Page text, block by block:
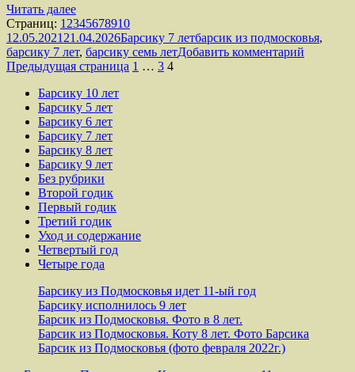
Читать далееБарсику
7
лет
Страниц: Страница
1 ,Страница
2,Страница
3,Страница
4,Страница
5,Страница
6,Страница
7,Страница
8,Страница
9,Страница
10
Опубликовано
12.05.2021 21.04.2026Рубрики
Барсику 7 летМетки
барсик из подмосковья,
барсику 7 лет, барсику семь летДобавить комментарий
Пагинация
записей
Предыдущая страница Страница
1 … Страница
3 Страница
4
Барсику 10 лет
Барсику 5 лет
Барсику 6 лет
Барсику 7 лет
Барсику 8 лет
Барсику 9 лет
Без рубрики
Второй годик
Первый годик
Третий годик
Уход и содержание
Четвертый год
Четыре года
Барсику из Подмосковья идет 11-ый год
Барсику исполнилось 9 лет
Барсик из Подмосковья. Фото в 8 лет.
Барсик из Подмосковья. Коту 8 лет. Фото Барсика
Барсик из Подмосковья (фото февраля 2022г.)